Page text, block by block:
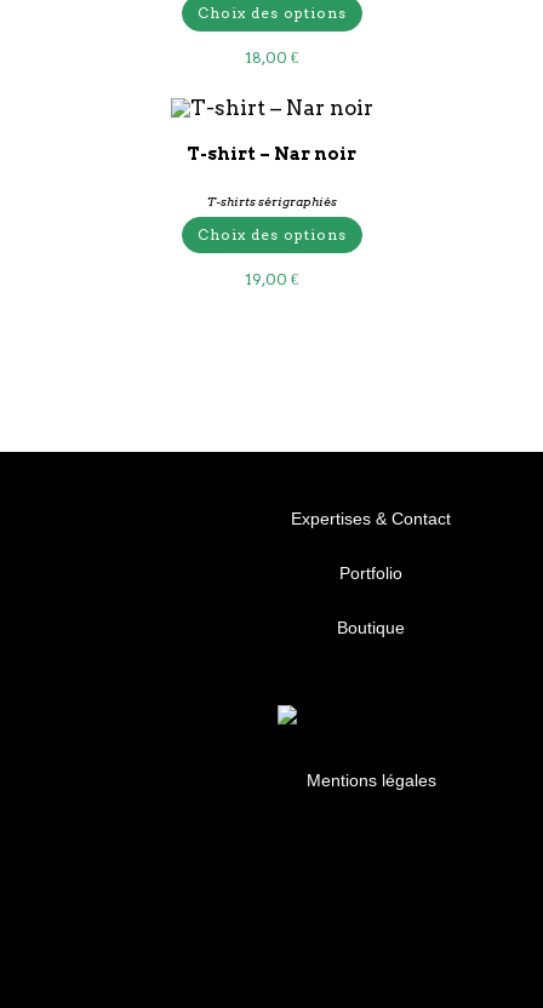
Choix des options
18,00 €
T-shirt – Nar noir
T-shirts sérigraphiés
Choix des options
19,00 €
Expertises & Contact
Portfolio
Boutique
Mentions légales